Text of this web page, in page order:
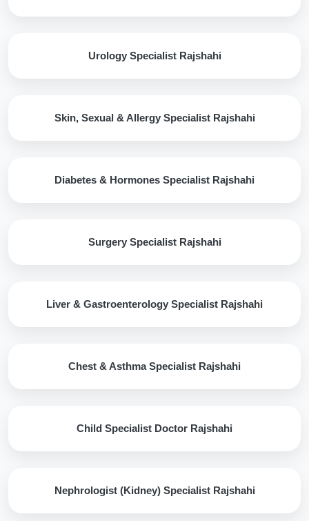
Urology Specialist Rajshahi
Skin, Sexual & Allergy Specialist Rajshahi
Diabetes & Hormones Specialist Rajshahi
Surgery Specialist Rajshahi
Liver & Gastroenterology Specialist Rajshahi
Chest & Asthma Specialist Rajshahi
Child Specialist Doctor Rajshahi
Nephrologist (Kidney) Specialist Rajshahi